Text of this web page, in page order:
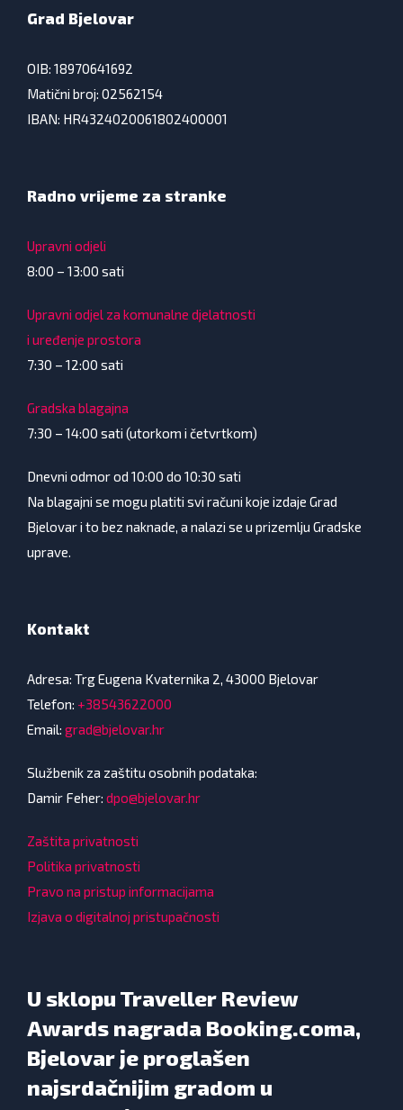
Grad Bjelovar
OIB: 18970641692
Matični broj: 02562154
IBAN: HR4324020061802400001
Radno vrijeme za stranke
Upravni odjeli
8:00 – 13:00 sati
Upravni odjel za komunalne djelatnosti
i uređenje prostora
7:30 – 12:00 sati
Gradska blagajna
7:30 – 14:00 sati (utorkom i četvrtkom)
Dnevni odmor od 10:00 do 10:30 sati
Na blagajni se mogu platiti svi računi koje izdaje Grad
Bjelovar i to bez naknade, a nalazi se u prizemlju Gradske
uprave.
Kontakt
Adresa: Trg Eugena Kvaternika 2, 43000 Bjelovar
Telefon: +38543622000
Email: grad@bjelovar.hr
Službenik za zaštitu osobnih podataka:
Damir Feher: dpo@bjelovar.hr
Zaštita privatnosti
Politika privatnosti
Pravo na pristup informacijama
Izjava o digitalnoj pristupačnosti
U sklopu Traveller Review
Awards nagrada Booking.coma,
Bjelovar je proglašen
najsrdačnijim gradom u